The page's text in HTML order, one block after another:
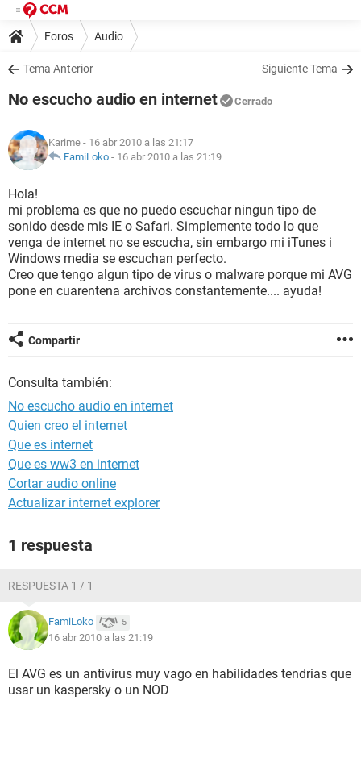
Foros Audio
Tema Anterior Siguiente Tema
No escucho audio en internet Cerrado
Karime - 16 abr 2010 a las 21:17
FamiLoko - 16 abr 2010 a las 21:19
Hola!
mi problema es que no puedo escuchar ningun tipo de
sonido desde mis IE o Safari. Simplemente todo lo que
venga de internet no se escucha, sin embargo mi iTunes i
Windows media se escuchan perfecto.
Creo que tengo algun tipo de virus o malware porque mi AVG
pone en cuarentena archivos constantemente.... ayuda!
Compartir
Consulta también:
No escucho audio en internet
Quien creo el internet
Que es internet
Que es ww3 en internet
Cortar audio online
Actualizar internet explorer
1 respuesta
RESPUESTA 1 / 1
FamiLoko 5
16 abr 2010 a las 21:19
El AVG es un antivirus muy vago en habilidades tendrias que
usar un kaspersky o un NOD